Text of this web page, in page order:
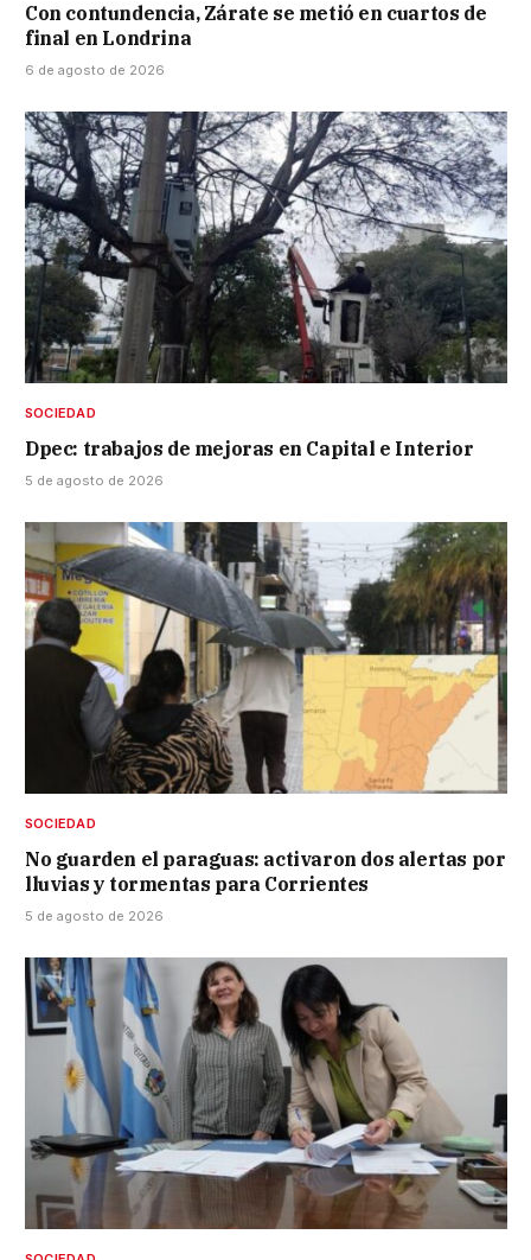
Con contundencia, Zárate se metió en cuartos de
final en Londrina
6 de agosto de 2026
SOCIEDAD
Dpec: trabajos de mejoras en Capital e Interior
5 de agosto de 2026
SOCIEDAD
No guarden el paraguas: activaron dos alertas por
lluvias y tormentas para Corrientes
5 de agosto de 2026